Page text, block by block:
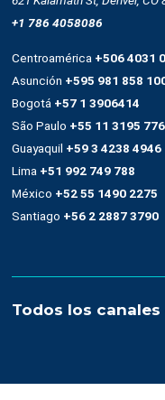
Casos de éxito
Trabaja con nosotros
Términos y condiciones
Denuncias de abuso
Glosario